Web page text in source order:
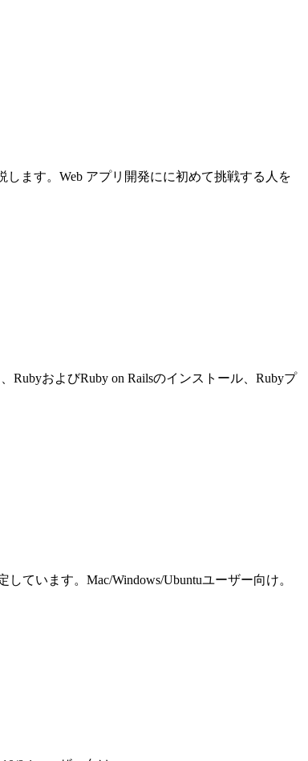
します。Web アプリ開発にに初めて挑戦する人を
およびRuby on Railsのインストール、Rubyプ
ています。Mac/Windows/Ubuntuユーザー向け。